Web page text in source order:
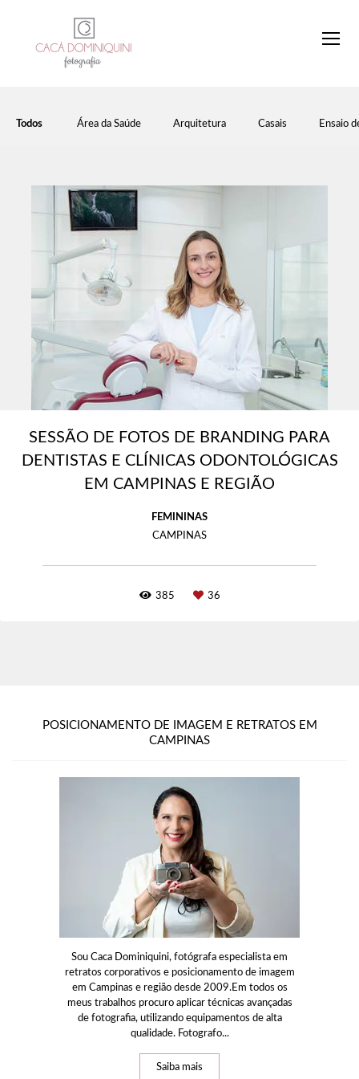
Todos Área da Saúde Arquitetura Casais Ensaio
SESSÃO DE FOTOS DE BRANDING PARA
DENTISTAS E CLÍNICAS ODONTOLÓGICAS
EM CAMPINAS E REGIÃO
FEMININAS
CAMPINAS
385 36
POSICIONAMENTO DE IMAGEM E RETRATOS EM
CAMPINAS
Sou Caca Dominiquini, fotógrafa especialista em
retratos corporativos e posicionamento de imagem
em Campinas e região desde 2009.Em todos os
meus trabalhos procuro aplicar técnicas avançadas
de fotografia, utilizando equipamentos de alta
qualidade. Fotografo...
Saiba mais